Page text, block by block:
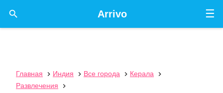
☰
Arrivo

Главная  Индия  Все города  Керала

Развлечения
